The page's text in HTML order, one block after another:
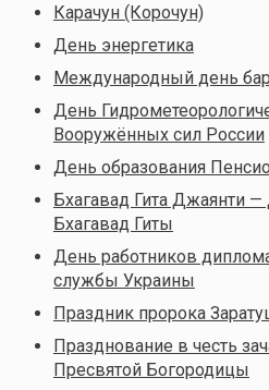
Карачун (Корочун)
День энергетика
Международный день
День
Вооружённых сил России
День образования
Бхагавад Гита Джаянти
Бхагавад Гиты
День работников
службы Украины
Праздник пророка
Празднование в честь
Пресвятой Богородицы